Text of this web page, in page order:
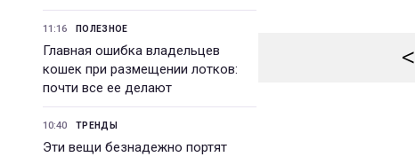
11:16 ПОЛЕЗНОЕ
Главная ошибка владельцев
кошек при размещении лотков:
почти все ее делают
10:40 ТРЕНДЫ
Эти вещи безнадежно портят
<